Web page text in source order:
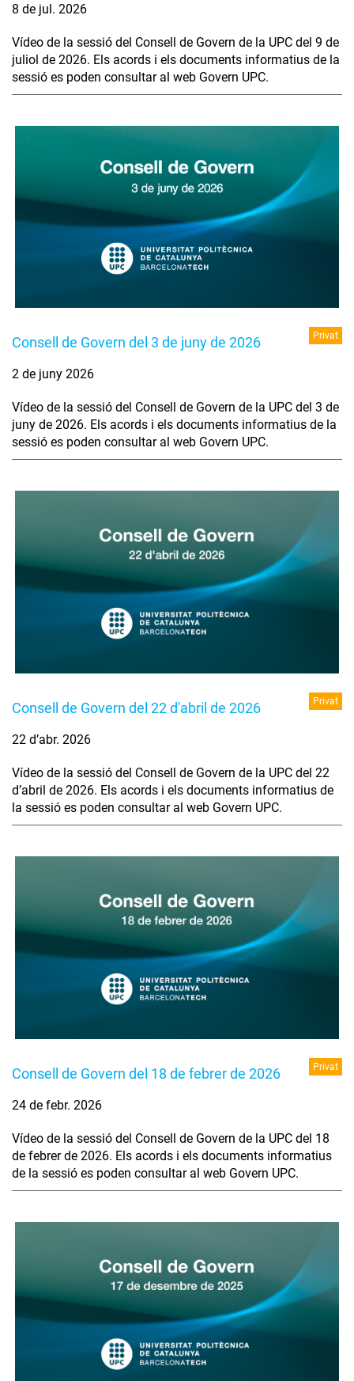
8 de jul. 2026
Vídeo de la sessió del Consell de Govern de la UPC del 9 de
juliol de 2026. Els acords i els documents informatius de la
sessió es poden consultar al web Govern UPC.
Consell de Govern del 3 de juny de 2026 Privat
2 de juny 2026
Vídeo de la sessió del Consell de Govern de la UPC del 3 de
juny de 2026. Els acords i els documents informatius de la
sessió es poden consultar al web Govern UPC.
Consell de Govern del 22 d'abril de 2026 Privat
22 d’abr. 2026
Vídeo de la sessió del Consell de Govern de la UPC del 22
d’abril de 2026. Els acords i els documents informatius de
la sessió es poden consultar al web Govern UPC.
Consell de Govern del 18 de febrer de 2026 Privat
24 de febr. 2026
Vídeo de la sessió del Consell de Govern de la UPC del 18
de febrer de 2026. Els acords i els documents informatius
de la sessió es poden consultar al web Govern UPC.